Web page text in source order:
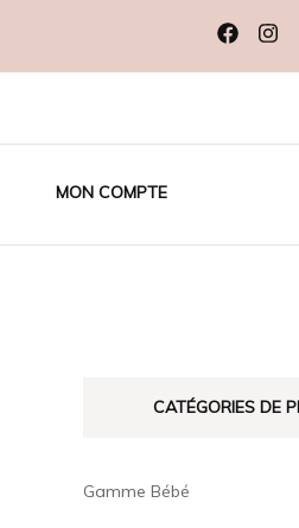
MON COMPTE
CATÉGORIES DE
Gamme Bébé